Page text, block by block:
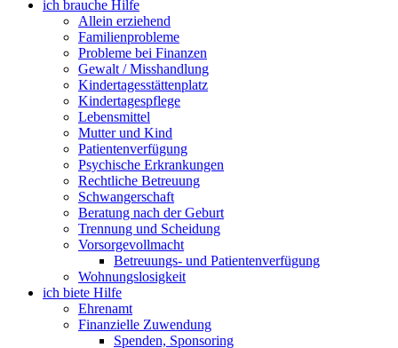
ich brauche Hilfe
Allein erziehend
Familienprobleme
Probleme bei Finanzen
Gewalt / Misshandlung
Kindertagesstättenplatz
Kindertagespflege
Lebensmittel
Mutter und Kind
Patientenverfügung
Psychische Erkrankungen
Rechtliche Betreuung
Schwangerschaft
Beratung nach der Geburt
Trennung und Scheidung
Vorsorgevollmacht
Betreuungs- und Patientenverfügung
Wohnungslosigkeit
ich biete Hilfe
Ehrenamt
Finanzielle Zuwendung
Spenden, Sponsoring